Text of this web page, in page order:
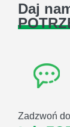
Daj
Zadzwoń